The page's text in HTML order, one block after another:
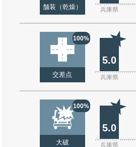
舗装（乾燥） 兵庫県
100%
交差点
5.0
兵庫県
100%
大破
5.0
兵庫県